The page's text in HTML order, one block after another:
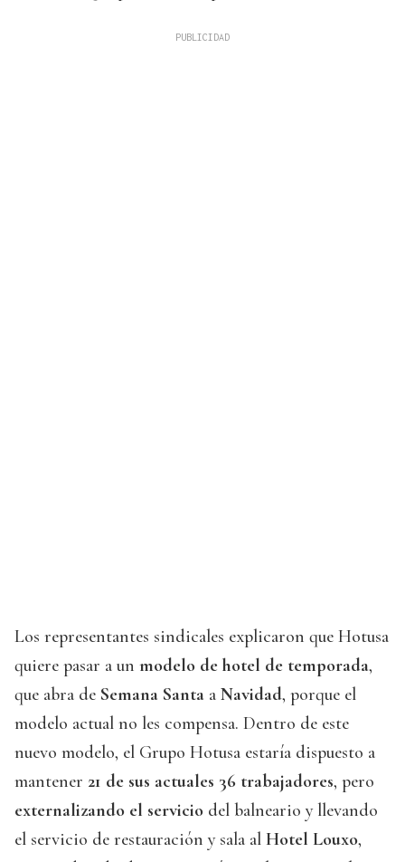
Los representantes sindicales explicaron que Hotusa
quiere pasar a un modelo de hotel de temporada,
que abra de Semana Santa a Navidad, porque el
modelo actual no les compensa. Dentro de este
nuevo modelo, el Grupo Hotusa estaría dispuesto a
mantener 21 de sus actuales 36 trabajadores, pero
externalizando el servicio del balneario y llevando
el servicio de restauración y sala al Hotel Louxo,